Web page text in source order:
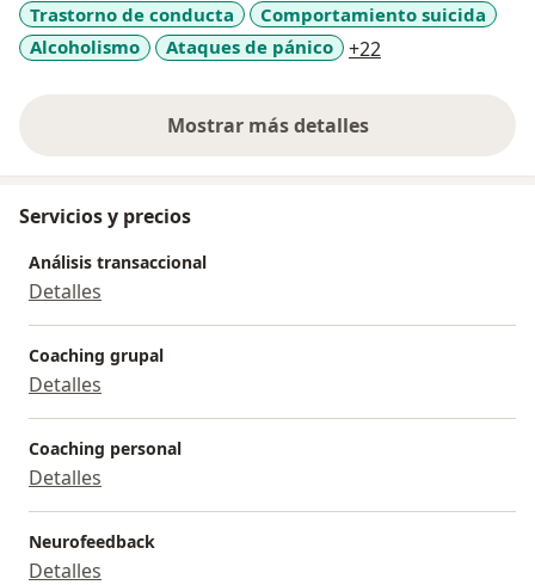
Trastorno de conducta
Comportamiento suicida
Alcoholismo
Ataques de pánico +22
Mostrar más detalles
sobre la experiencia
Servicios y precios
Análisis transaccional
Detalles
Coaching grupal
Detalles
Coaching personal
Detalles
Neurofeedback
Detalles